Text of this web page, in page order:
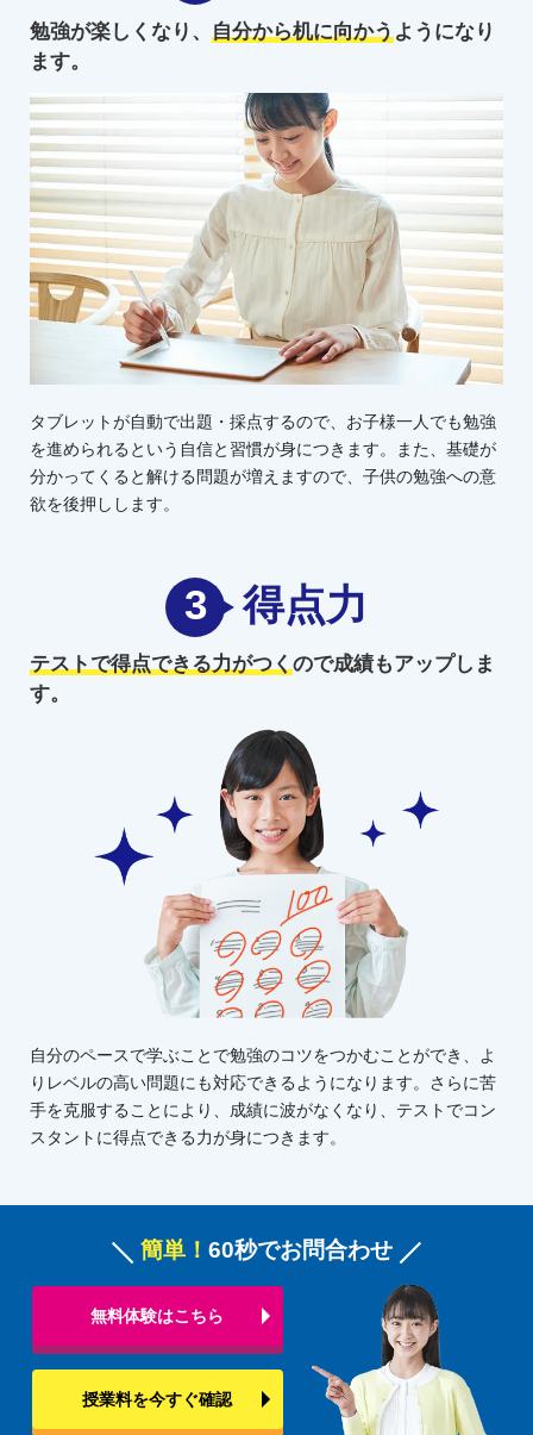
勉強が楽しくなり、 自分から机に向かうようになり
ます。
タブレットが自動で出題・採点するので、お子様一人でも勉強
を進められるという自信と習慣が身につきます。また、基礎が
分かってくると解ける問題が増えますので、子供の勉強への意
欲を後押しします。
3 得点力
テストで得点できる力がつくので成績もアップしま
す。
自分のペースで学ぶことで勉強のコツをつかむことができ、よ
りレベルの高い問題にも対応できるようになります。さらに苦
手を克服することにより、成績に波がなくなり、テストでコン
スタントに得点できる力が身につきます。
簡単！ 60秒でお問合わせ
無料体験はこちら
授業料を今すぐ確認